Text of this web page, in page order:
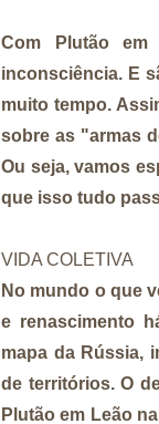
Com Plutão
inconsciência. E
muito tempo.
sobre as "armas
Ou seja, vamos
que isso tudo
VIDA COLETIVA
No mundo o que
e renascimento
mapa da Rússia,
de territórios. O
Plutão em Leão